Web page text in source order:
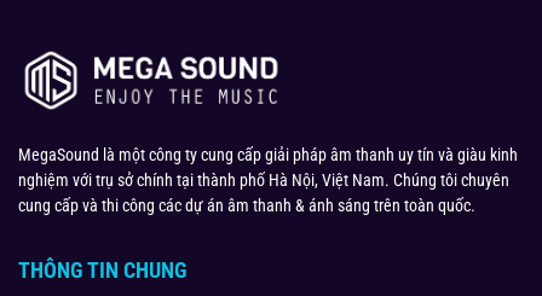
MegaSound là một công ty cung cấp giải pháp âm thanh uy tín và giàu kinh
nghiệm với trụ sở chính tại thành phố Hà Nội, Việt Nam. Chúng tôi chuyên
cung cấp và thi công các dự án âm thanh & ánh sáng trên toàn quốc.
THÔNG TIN CHUNG